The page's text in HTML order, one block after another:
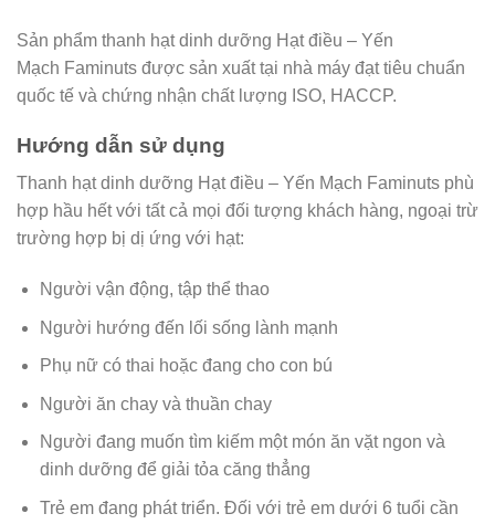
Sản phẩm thanh hạt dinh dưỡng Hạt điều – Yến
Mạch Faminuts được sản xuất tại nhà máy đạt tiêu chuẩn
quốc tế và chứng nhận chất lượng ISO, HACCP.
Hướng dẫn sử dụng
Thanh hạt dinh dưỡng Hạt điều – Yến Mạch Faminuts phù
hợp hầu hết với tất cả mọi đối tượng khách hàng, ngoại trừ
trường hợp bị dị ứng với hạt:
Người vận động, tập thể thao
Người hướng đến lối sống lành mạnh
Phụ nữ có thai hoặc đang cho con bú
Người ăn chay và thuần chay
Người đang muốn tìm kiếm một món ăn vặt ngon và
dinh dưỡng để giải tỏa căng thẳng
Trẻ em đang phát triển. Đối với trẻ em dưới 6 tuổi cần